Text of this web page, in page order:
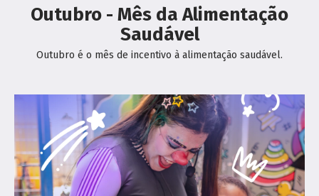
Outubro - Mês da Alimentação
Saudável
Outubro é o mês de incentivo à alimentação saudável.